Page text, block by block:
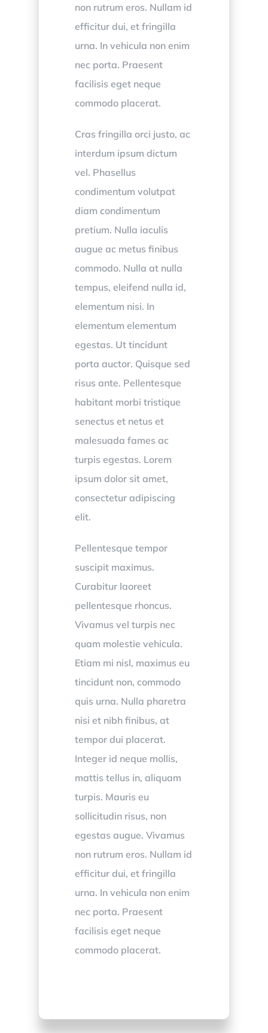
non rutrum eros. Nullam id
efficitur dui, et fringilla
urna. In vehicula non enim
nec porta. Praesent
facilisis eget neque
commodo placerat.
Cras fringilla orci justo, ac
interdum ipsum dictum
vel. Phasellus
condimentum volutpat
diam condimentum
pretium. Nulla iaculis
augue ac metus finibus
commodo. Nulla at nulla
tempus, eleifend nulla id,
elementum nisi. In
elementum elementum
egestas. Ut tincidunt
porta auctor. Quisque sed
risus ante. Pellentesque
habitant morbi tristique
senectus et netus et
malesuada fames ac
turpis egestas. Lorem
ipsum dolor sit amet,
consectetur adipiscing
elit.
Pellentesque tempor
suscipit maximus.
Curabitur laoreet
pellentesque rhoncus.
Vivamus vel turpis nec
quam molestie vehicula.
Etiam mi nisl, maximus eu
tincidunt non, commodo
quis urna. Nulla pharetra
nisi et nibh finibus, at
tempor dui placerat.
Integer id neque mollis,
mattis tellus in, aliquam
turpis. Mauris eu
sollicitudin risus, non
egestas augue. Vivamus
non rutrum eros. Nullam id
efficitur dui, et fringilla
urna. In vehicula non enim
nec porta. Praesent
facilisis eget neque
commodo placerat.